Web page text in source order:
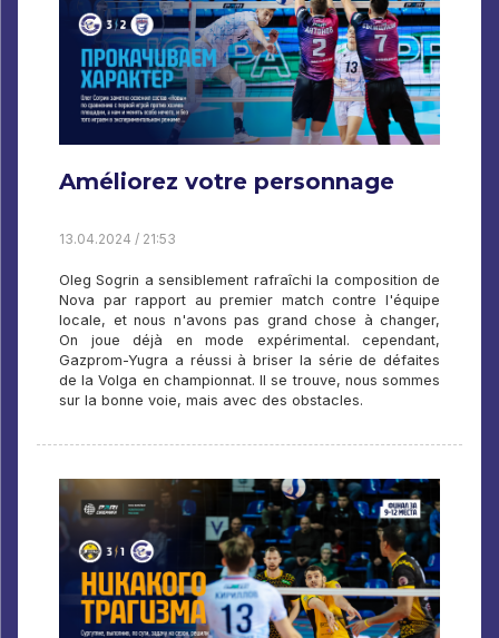
Améliorez votre personnage
13.04.2024 / 21:53
Oleg Sogrin a sensiblement rafraîchi la composition de
Nova par rapport au premier match contre l'équipe
locale, et nous n'avons pas grand chose à changer,
On joue déjà en mode expérimental. cependant,
Gazprom-Yugra a réussi à briser la série de défaites
de la Volga en championnat. Il se trouve, nous sommes
sur la bonne voie, mais avec des obstacles.